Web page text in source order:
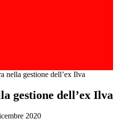
nella gestione dell’ex Ilva
gestione dell’ex Ilva
2020